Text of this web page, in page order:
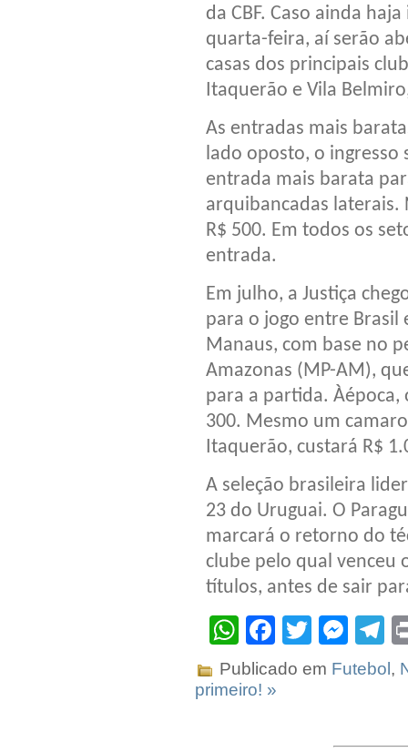
da CBF. Caso ainda
quarta-feira, aí serão
casas dos principais
Itaquerão e Vila
As entradas mais
lado oposto, o ingresso
entrada mais barata
arquibancadas laterais.
R$ 500. Em todos os
entrada.
Em julho, a Justiça
para o jogo entre Brasil
Manaus, com base no
Amazonas (MP-AM),
para a partida. Àépoca,
300. Mesmo um
Itaquerão, custará R$
A seleção brasileira
23 do Uruguai. O
marcará o retorno do
clube pelo qual venceu
títulos, antes de sair
WhatsApp
Facebook
Twitter
Publicado em Futebol ,
primeiro! »